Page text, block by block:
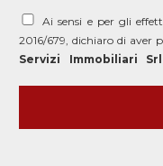
Ai sensi e per gli
2016/679, dichiaro di aver
Servizi Immobiliari Srl